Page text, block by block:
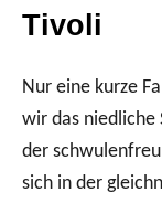
Tivoli
Nur eine kurze
wir das niedliche
der
sich in der